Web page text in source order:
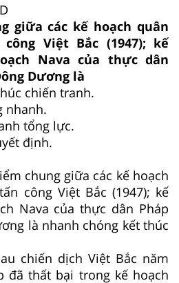
giữa các kế hoạch quân
Việt Bắc (1947); kế
Nava của thực dân
Dương là
chiến tranh.
nhanh.
tổng lực.
định.
chung giữa các kế hoạch
công Việt Bắc (1947); kế
Nava của thực dân Pháp
là nhanh chóng kết thúc
chiến dịch Việt Bắc năm
đã thất bại trong kế hoạch